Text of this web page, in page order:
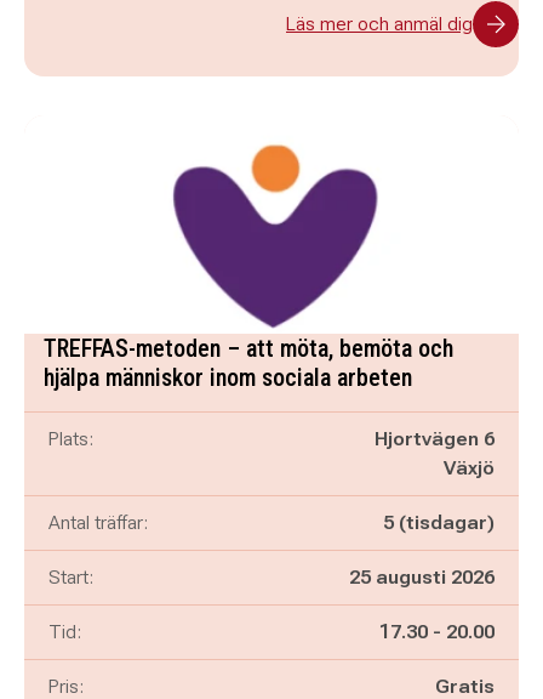
Läs mer och anmäl dig
TREFFAS-metoden – att möta, bemöta och
hjälpa människor inom sociala arbeten
Plats:
Hjortvägen 6
Växjö
Antal träffar: 5 (tisdagar)
Start: 25 augusti 2026
Tid: Pågår mellan
17.30 - och
20.00
Pris: Gratis